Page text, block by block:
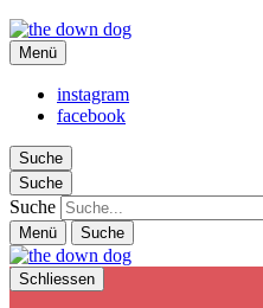
the down dog
Christina Ilchman
Menü
instagram
facebook
Suche
Suche
Suche
Menü Suche
Schliessen